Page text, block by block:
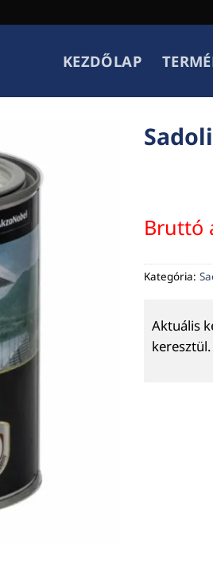
KEZDŐLAP
Bruttó
Kategória:
Aktuális